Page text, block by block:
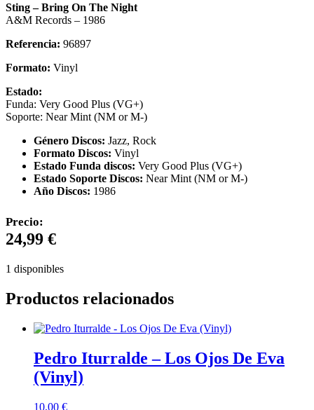
Sting – Bring On The Night
A&M Records – 1986
Referencia: 96897
Formato: Vinyl
Estado:
Funda: Very Good Plus (VG+)
Soporte: Near Mint (NM or M-)
Género Discos: Jazz, Rock
Formato Discos: Vinyl
Estado Funda discos: Very Good Plus (VG+)
Estado Soporte Discos: Near Mint (NM or M-)
Año Discos: 1986
Precio:
24,99 €
1 disponibles
Productos relacionados
Pedro Iturralde – Los Ojos De Eva
(Vinyl)
10,00 €